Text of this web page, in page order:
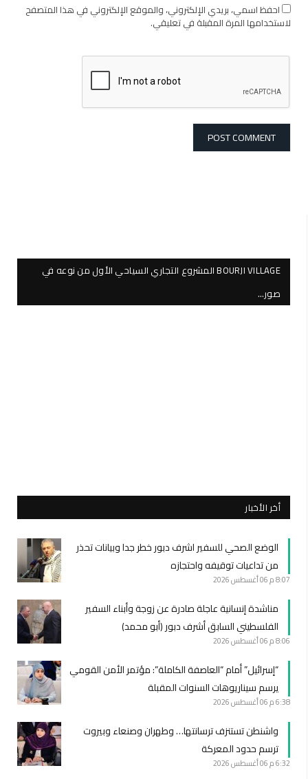
احفظ اسمي، بريدي الإلكتروني، والموقع الإلكتروني في هذا المتصفح
لاستخدامها المرة المقبلة في تعليقي.
BOURJI VILLAGE المشروع التجاري السياحي الأول من نوعه في
صور…
أخر الأخبار
الوضع الصحي للسفير اشرف دبور خطر جدا وبيانات تحذر
من تداعيات توقيفه واحتجازه
8:07 م 06 أغسطس 2026
مناشدة إنسانية عاجلة صادرة عن زوجة وأبناء السفير
الفلسطيني السابق أشرف دبور (أبو محمد)
8:06 م 06 أغسطس 2026
“إسرائيل” أمام “العاصفة الكاملة”: مؤتمر الأمن القومي
يرسم سيناريوهات السنوات المقبلة
6:38 م 06 أغسطس 2026
واشنطن تستنزف ترسانتها… وطهران وصنعاء وبيروت
ترسم حدود المعركة
6:32 م 06 أغسطس 2026